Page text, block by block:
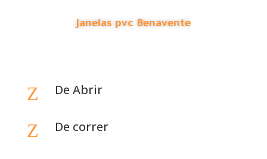
Janelas pvc Benavente
Z De Abrir
Z De correr